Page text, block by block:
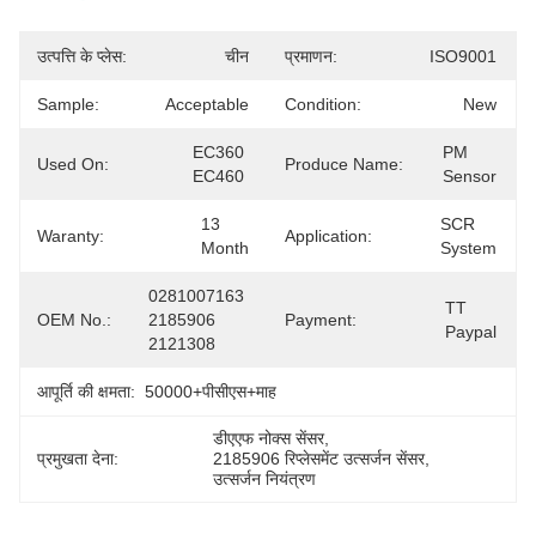
उत्पत्ति के प्लेस: चीन प्रमाणन: ISO9001
Sample: Acceptable Condition: New
Used On:
EC360
EC460
Produce Name:
PM
Sensor
Waranty:
13
Month
Application:
SCR
System
OEM No.:
0281007163
2185906
2121308
Payment:
TT
Paypal
आपूर्ति की क्षमता: 50000+पीसीएस+माह
प्रमुखता देना:
डीएएफ नोक्स सेंसर,
2185906 रिप्लेसमेंट उत्सर्जन सेंसर,
उत्सर्जन नियंत्रण